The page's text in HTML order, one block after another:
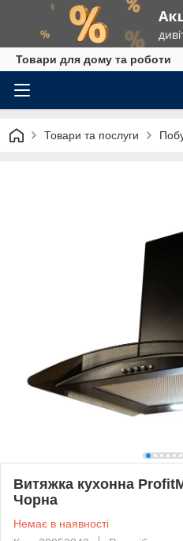
Товари для дому та роботи
Товари та послуги
Витяжка кухонна
Чорна
Немає в наявності